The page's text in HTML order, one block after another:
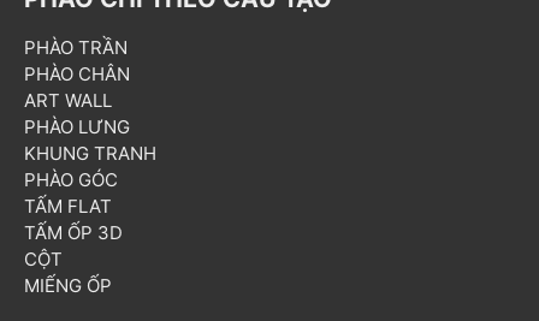
PHÀO TRẦN
PHÀO CHÂN
ART WALL
PHÀO LƯNG
KHUNG TRANH
PHÀO GÓC
TẤM FLAT
TẤM ỐP 3D
CỘT
MIẾNG ỐP